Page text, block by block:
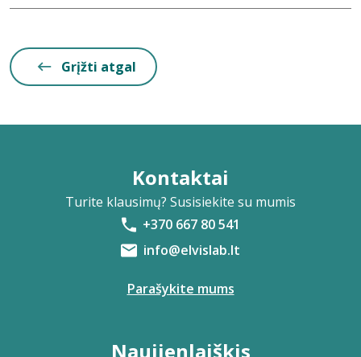
Grįžti atgal
Kontaktai
Turite klausimų? Susisiekite su mumis
+370 667 80 541
info@elvislab.lt
Parašykite mums
Naujienlaiškis